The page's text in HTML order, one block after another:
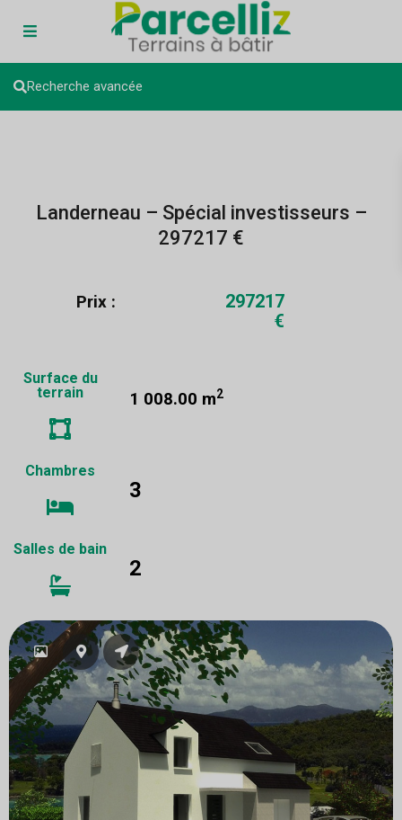
Recherche avancée
Landerneau – Spécial investisseurs –
297217 €
Prix :
297217
€
Surface du
terrain
1 008.00 m2
Chambres
3
Salles de bain
2